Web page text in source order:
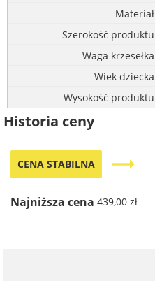
Materiał
Szerokość produktu
Waga krzesełka
Wiek dziecka
Wysokość produktu
Historia ceny
CENA STABILNA trending_flat
Najniższa cena 439,00 zł